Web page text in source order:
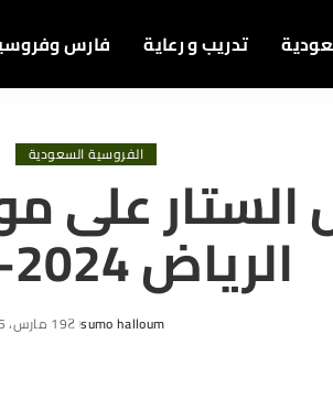
تدريب و رعاية فارس
الفروسية السعودية
الستار على
الرياض 2024-2025
Posted
sumo halloum 19 مارس، 2025